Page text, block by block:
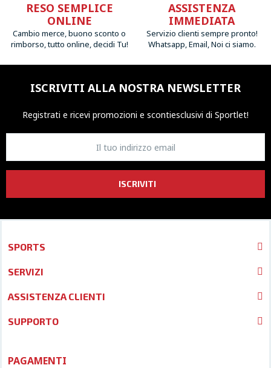
RESO SEMPLICE
ONLINE
Cambio merce, buono sconto o
rimborso, tutto online, decidi Tu!
ASSISTENZA
IMMEDIATA
Servizio clienti sempre pronto!
Whatsapp, Email, Noi ci siamo.
ISCRIVITI ALLA NOSTRA NEWSLETTER
Registrati e ricevi promozioni e scontiesclusivi di Sportlet!
ISCRIVITI
SPORTS
SERVIZI
ASSISTENZA CLIENTI
SUPPORTO
PAGAMENTI